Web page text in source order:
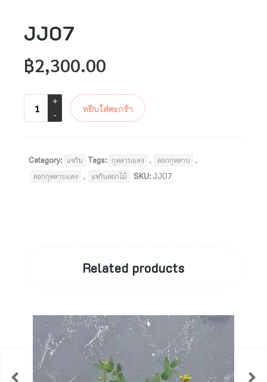
JJ07
฿2,300.00
หยิบใส่ตะกร้า
Category: แจกัน Tags: กุหลาบแดง , ดอกกุหลาบ ,
ดอกกุหลาบแดง , แจกันดอกไม้ SKU:JJ07
Related products